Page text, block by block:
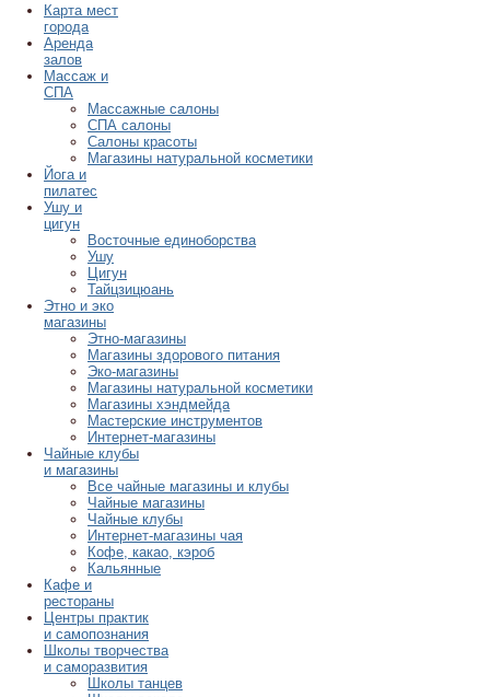
Карта мест
города
Аренда
залов
Массаж и
СПА
Массажные салоны
СПА салоны
Салоны красоты
Магазины натуральной косметики
Йога и
пилатес
Ушу и
цигун
Восточные единоборства
Ушу
Цигун
Тайцзицюань
Этно и эко
магазины
Этно-магазины
Магазины здорового питания
Эко-магазины
Магазины натуральной косметики
Магазины хэндмейда
Мастерские инструментов
Интернет-магазины
Чайные клубы
и магазины
Все чайные магазины и клубы
Чайные магазины
Чайные клубы
Интернет-магазины чая
Кофе, какао, кэроб
Кальянные
Кафе и
рестораны
Центры практик
и самопознания
Школы творчества
и саморазвития
Школы танцев